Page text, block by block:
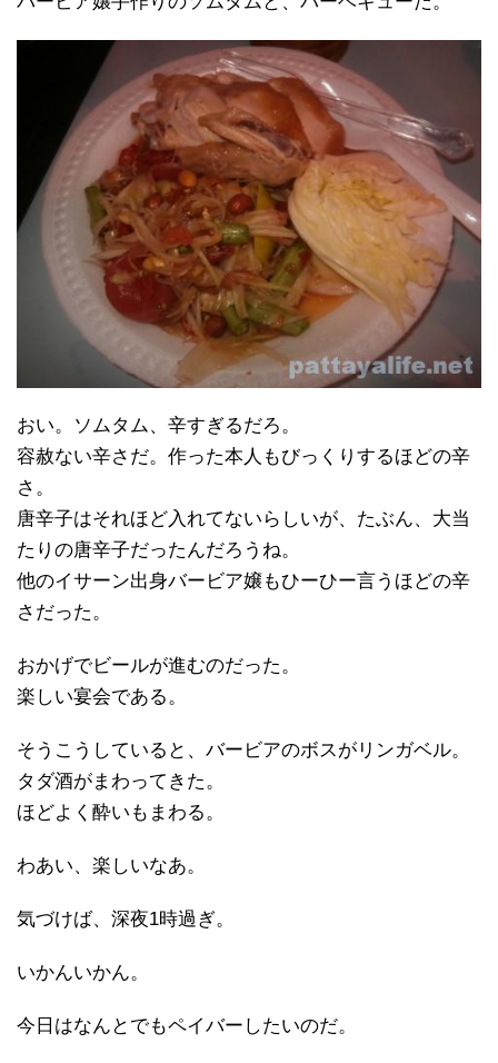
おい。ソムタム、辛すぎるだろ。
容赦ない辛さだ。作った本人もびっくりするほどの辛
さ。
唐辛子はそれほど入れてないらしいが、たぶん、大当
たりの唐辛子だったんだろうね。
他のイサーン出身バービア嬢もひーひー言うほどの辛
さだった。
おかげでビールが進むのだった。
楽しい宴会である。
そうこうしていると、バービアのボスがリンガベル。
タダ酒がまわってきた。
ほどよく酔いもまわる。
わあい、楽しいなあ。
気づけば、深夜1時過ぎ。
いかんいかん。
今日はなんとでもペイバーしたいのだ。